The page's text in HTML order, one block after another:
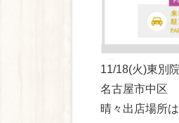
11/18(火)東別
名古屋市中区
晴々出店場所